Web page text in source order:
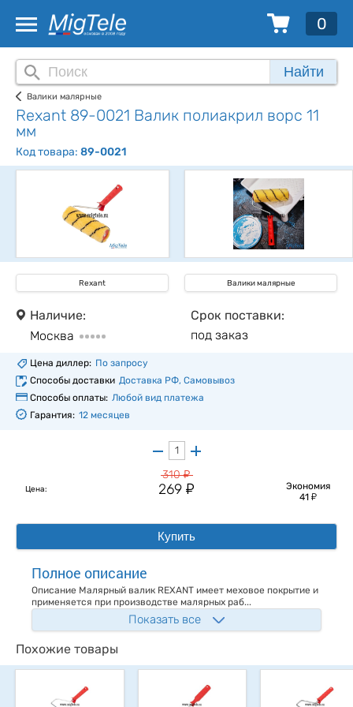
0
Найти
Валики малярные
Rexant 89-0021 Валик полиакрил ворс 11
мм
Код товара: 89-0021
Rexant Валики малярные
Наличие:
Москва
Срок поставки:
под заказ
Цена диллер: По запросу
Способы доставки Доставка РФ, Самовывоз
Способы оплаты: Любой вид платежа
Гарантия: 12 месяцев
Цена:
310у
269у
Экономия
41у
Купить
Полное описание
Описание Малярный валик REXANT имеет меховое покрытие и
применяется при производстве малярных раб...
Показать все
Похожие товары